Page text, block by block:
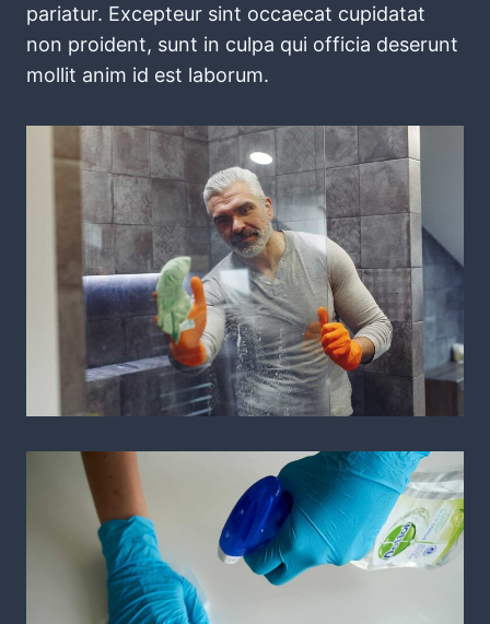
pariatur. Excepteur sint occaecat cupidatat
non proident, sunt in culpa qui officia deserunt
mollit anim id est laborum.